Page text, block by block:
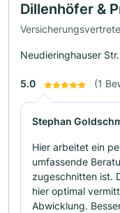
Dillenhöfer &
Neudieringhauser
5.0 (1
Stephan
Hier arbeitet ein
umfassende
zugeschnitten ist.
hier optimal
Abwicklung.